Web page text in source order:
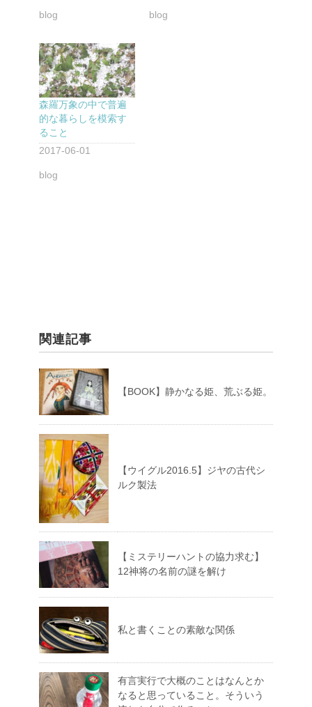
blog blog
森羅万象の中で普遍
的な暮らしを模索す
ること
2017-06-01
blog
関連記事
【BOOK】静かなる姫、荒ぶる姫。
【ウイグル2016.5】ジヤの古代シ
ルク製法
【ミステリーハントの協力求む】
12神将の名前の謎を解け
私と書くことの素敵な関係
有言実行で大概のことはなんとか
なると思っていること。そういう